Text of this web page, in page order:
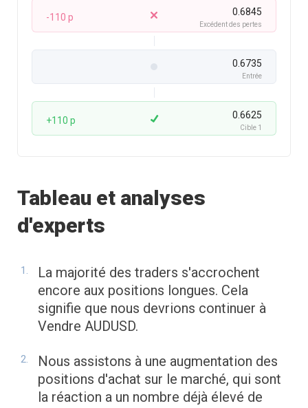
-110 p 0.6845
Excédent des pertes
0.6735
Entrée
+110 p 0.6625
Cible 1
Tableau et analyses
d'experts
La majorité des traders s'accrochent
encore aux positions longues. Cela
signifie que nous devrions continuer à
Vendre AUDUSD.
Nous assistons à une augmentation des
positions d'achat sur le marché, qui sont
la réaction a un nombre déjà élevé de